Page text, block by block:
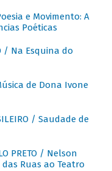
e Movimento: A
Poéticas
/ Na Esquina do
de Dona Ivone
/ Saudade de
PRETO / Nelson
Ruas ao Teatro